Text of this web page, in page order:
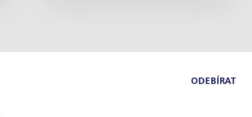
ODEBÍRAT